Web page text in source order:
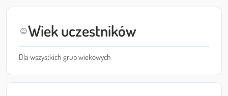
child_careWiek uczestników
Dla wszystkich grup wiekowych